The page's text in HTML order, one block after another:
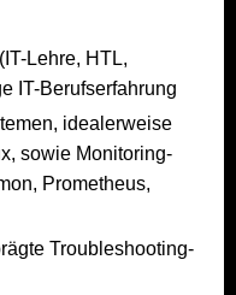
Lehre, HTL,
IT-Berufserfahrung
idealerweise
sowie Monitoring-
Prometheus,
Troubleshooting-